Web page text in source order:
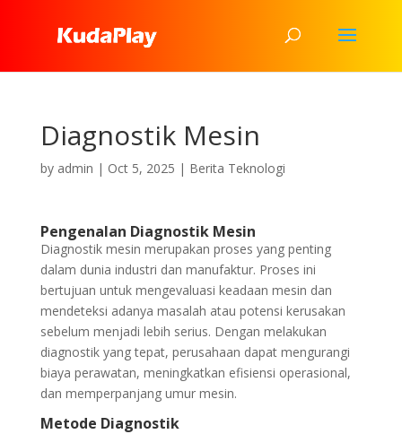
Diagnostik Mesin
by admin | Oct 5, 2025 | Berita Teknologi
Pengenalan Diagnostik Mesin
Diagnostik mesin merupakan proses yang penting
dalam dunia industri dan manufaktur. Proses ini
bertujuan untuk mengevaluasi keadaan mesin dan
mendeteksi adanya masalah atau potensi kerusakan
sebelum menjadi lebih serius. Dengan melakukan
diagnostik yang tepat, perusahaan dapat mengurangi
biaya perawatan, meningkatkan efisiensi operasional,
dan memperpanjang umur mesin.
Metode Diagnostik